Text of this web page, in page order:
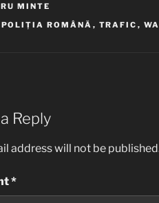
MINTE
POLIȚIA ROMÂNĂ , TRAFIC ,
Reply
address will not be
*